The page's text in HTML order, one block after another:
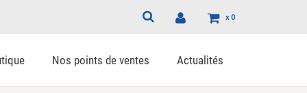
x0
Nos points de ventes Actualités